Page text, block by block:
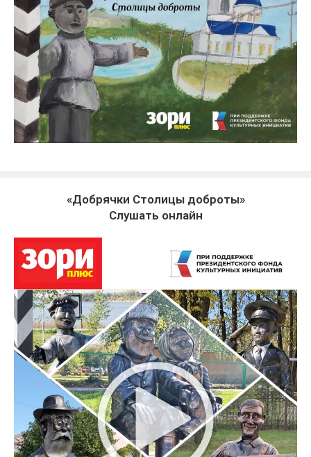
«Добрячки Столицы доброты»
Слушать онлайн